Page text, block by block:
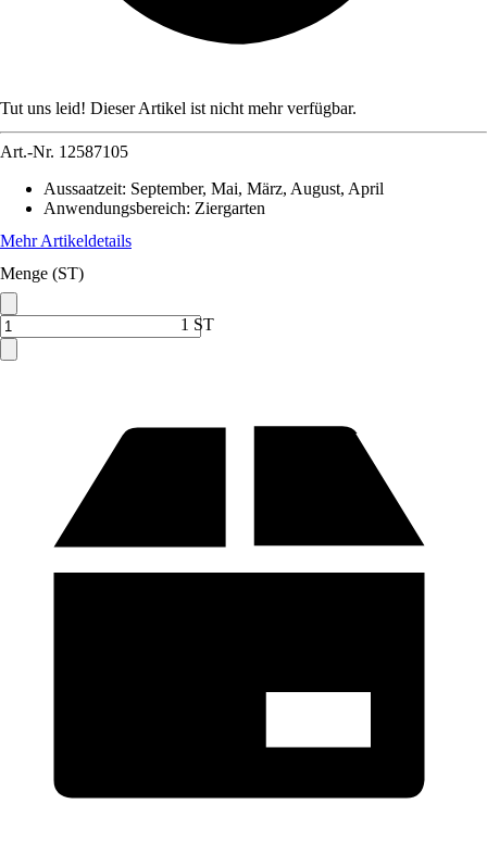
Tut uns leid! Dieser Artikel ist nicht mehr verfügbar.
Art.-Nr. 12587105
Aussaatzeit: September, Mai, März, August, April
Anwendungsbereich: Ziergarten
Mehr Artikeldetails
Menge (ST)
1 ST